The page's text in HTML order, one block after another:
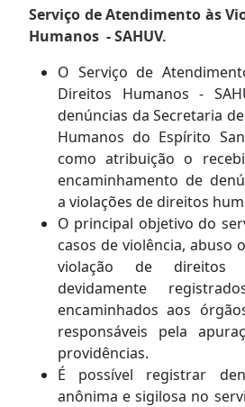
Serviço de Atendimento às
Humanos - SAHUV.
O Serviço de
Direitos Humanos -
denúncias da Secretaria
Humanos do Espírito
como atribuição o
encaminhamento de
a violações de direitos
O principal objetivo do
casos de violência, abuso
violação de direitos
devidamente
encaminhados aos
responsáveis pela
providências.
É possível registrar
anônima e sigilosa no